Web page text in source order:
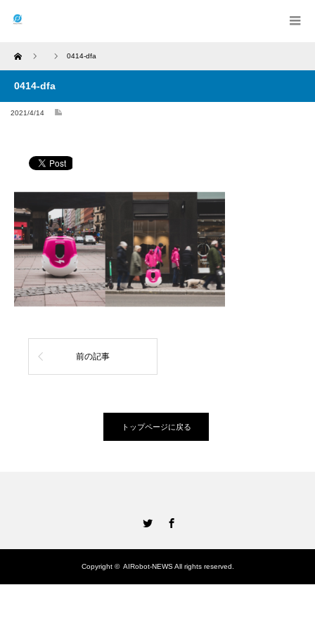
Home 0414-dfa
0414-dfa
2021/4/14
前の記事
トップページに戻る
Copyright © AIRobot-NEWSAll rights reserved.